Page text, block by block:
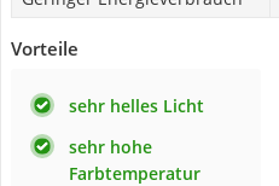
Vorteile
sehr helles Licht
sehr hohe
Farbtemperatur